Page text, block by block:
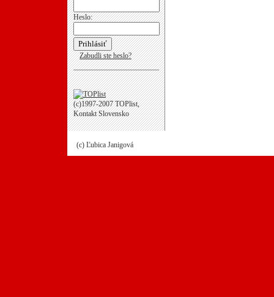
Heslo:
Zabudli ste heslo?
(c)1997-2007 TOPlist,
Kontakt Slovensko
(c) Ľubica Janigová